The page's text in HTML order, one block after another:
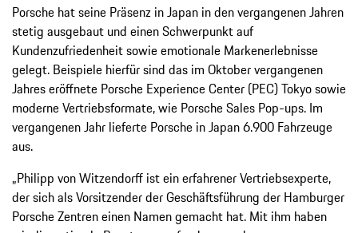
Porsche hat seine Präsenz in Japan in den vergangenen Jahren
stetig ausgebaut und einen Schwerpunkt auf
Kundenzufriedenheit sowie emotionale Markenerlebnisse
gelegt. Beispiele hierfür sind das im Oktober vergangenen
Jahres eröffnete Porsche Experience Center (PEC) Tokyo sowie
moderne Vertriebsformate, wie Porsche Sales Pop-ups. Im
vergangenen Jahr lieferte Porsche in Japan 6.900 Fahrzeuge
aus.
„Philipp von Witzendorff ist ein erfahrener Vertriebsexperte,
der sich als Vorsitzender der Geschäftsführung der Hamburger
Porsche Zentren einen Namen gemacht hat. Mit ihm haben